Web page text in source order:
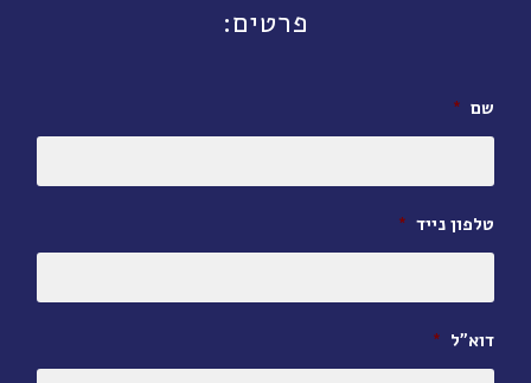
פרטים:
שם *
טלפון נייד *
דוא״ל *